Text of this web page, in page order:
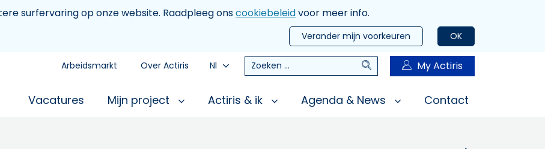
surfervaring op onze website. Raadpleeg onscookiebeleidvoor meer info.
OK
Verander mijn voorkeuren
Arbeidsmarkt Over Actiris Nl Zoeken Zoeken My Actiris
Vacatures Mijn project Actiris & ik Agenda & News Contact